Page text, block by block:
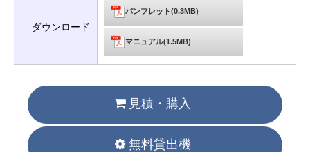
ダウンロード
パンフレット(0.3MB)
マニュアル(1.5MB)
見積・購入
無料貸出機